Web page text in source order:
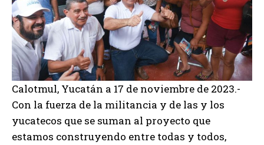
Calotmul, Yucatán a 17 de noviembre de 2023.-
Con la fuerza de la militancia y de las y los
yucatecos que se suman al proyecto que
estamos construyendo entre todas y todos,